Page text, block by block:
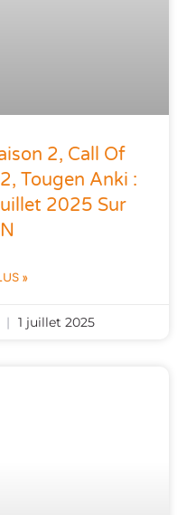
2, Call Of
Tougen Anki :
2025 Sur
»
1 juillet 2025